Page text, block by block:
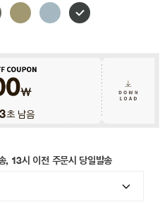
초 남음
, 13시 이전 주문시 당일발송